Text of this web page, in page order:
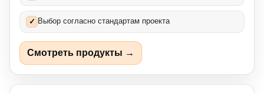
✓ Выбор согласно стандартам проекта
Смотреть продукты →